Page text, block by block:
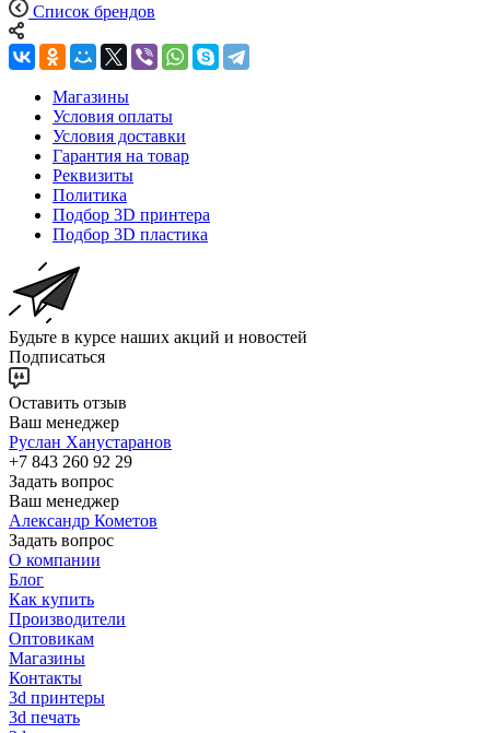
Список брендов
Магазины
Условия оплаты
Условия доставки
Гарантия на товар
Реквизиты
Политика
Подбор 3D принтера
Подбор 3D пластика
Будьте в курсе наших акций и новостей
Подписаться
Оставить отзыв
Ваш менеджер
Руслан Ханустаранов
+7 843 260 92 29
Задать вопрос
Ваш менеджер
Александр Кометов
Задать вопрос
О компании
Блог
Как купить
Производители
Оптовикам
Магазины
Контакты
3d принтеры
3d печать